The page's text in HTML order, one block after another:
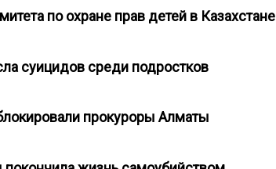
по охране прав детей в Казахстане
суицидов среди подростков
прокуроры Алматы